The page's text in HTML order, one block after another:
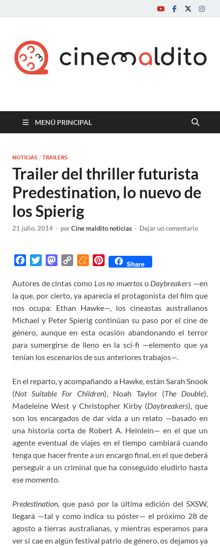
Cine maldito
MENÚ PRINCIPAL
NOTICIAS / TRAILERS
Trailer del thriller futurista
Predestination, lo nuevo de
los Spierig
21 julio, 2014 - porCine maldito noticias - Dejar un comentario
c
e
b
o
o
k
i
t
t
e
r
M
s
t
o
d
o
n
p
y
L
i
n
k
M
n
e
a
m
e
P
n
t
e
r
e
s
t
Share
Autores de cintas como Los no muertos o Daybreakers —en
la que, por cierto, ya aparecía el protagonista del film que
nos ocupa: Ethan Hawke—, los cineastas australianos
Michael y Peter Spierig continúan su paso por el cine de
género, aunque en esta ocasión abandonando el terror
para sumergirse de lleno en la sci-fi —elemento que ya
tenían los escenarios de sus anteriores trabajos—.
En el reparto, y acompañando a Hawke, están Sarah Snook
(Not Suitable For Children), Noah Taylor (The Double),
Madeleine West y Christopher Kirby (Daybreakers), que
son los encargados de dar vida a un relato —basado en
una historia corta de Robert A. Heinlein— en el que un
agente eventual de viajes en el tiempo cambiará cuando
tenga que hacer frente a un encargo final, en el que deberá
perseguir a un criminal que ha conseguido eludirlo hasta
ese momento.
Predestination, que pasó por la última edición del SXSW,
llegará —tal y como indica su póster— el próximo 28 de
agosto a tierras australianas, y mientras esperamos para
ver si cae en algún festival patrio de género, os dejamos ya